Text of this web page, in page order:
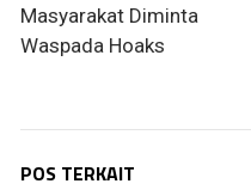
Masyarakat Diminta
Waspada Hoaks
POS TERKAIT